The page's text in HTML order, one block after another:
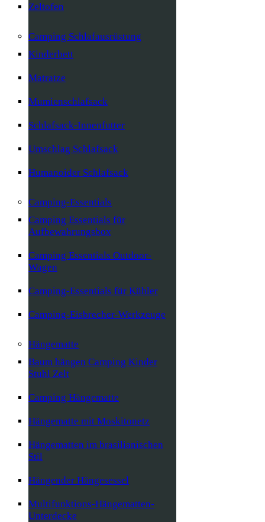
Zeltofen
Camping Schlafausrüstung
Kinderbett
Matratze
Mumienschlafsack
Schlafsack-Innenfutter
Umschlag Schlafsack
Humanoider Schlafsack
Camping-Essentials
Camping Essentials für
Aufbewahrungsbox
Camping Essentials Outdoor-
Wagen
Camping-Essentials für Kühler
Camping-Eisbrecher-Werkzeuge
Hängematte
Baum hängen Camping Kinder
Stuhl Zelt
Camping Hängematte
Hängematte mit Moskitonetz
Hängematten im brasilianischen
Stil
Hängender Hängesessel
Multifunktions-Hängematten-
Unterdecke